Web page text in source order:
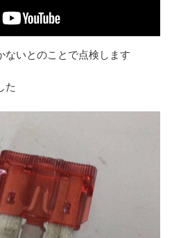
ないとのことで点検します
た